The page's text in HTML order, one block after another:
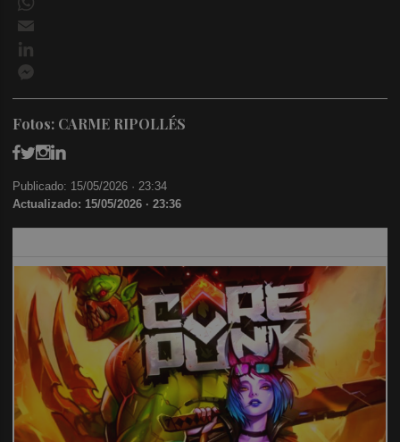
Fotos: CARME RIPOLLÉS
Publicado: 15/05/2026 · 23:34
Actualizado: 15/05/2026 · 23:36